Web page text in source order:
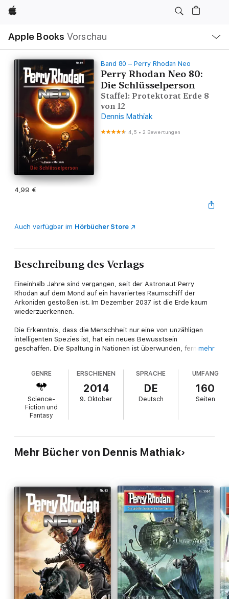
Apple
Apple Books Vorschau
Navigation
Menü
öffnen
Band 80 – Perry Rhodan Neo
Perry Rhodan Neo 80:
Die Schlüsselperson
Staffel: Protektorat Erde 8
von 12
Dennis Mathiak
4,5 •2 Bewertungen
4,99 €
Auch verfügbar im Hörbücher Store
Beschreibung des Verlags
Eineinhalb Jahre sind vergangen, seit der Astronaut Perry
Rhodan auf dem Mond auf ein havariertes Raumschiff der
Arkoniden gestoßen ist. Im Dezember 2037 ist die Erde kaum
wiederzuerkennen.
Die Erkenntnis, dass die Menschheit nur eine von unzähligen
intelligenten Spezies ist, hat ein neues Bewusstsein
geschaffen. Die Spaltung in Nationen ist überwunden, ferne
Doch sie kommt zu einem jähen Ende - das muss Perry Rhodan
feststellen, als er von einer beinahe einjährigen Odyssee
zwischen den Sternen zurückkehrt. Das Große Imperium hat
in den Untergrund gegangen, um gegen die Besatzer zu
kämpfen. Als er erfährt, dass die Arkoniden eine Totgeglaubte
in ihre Gewalt gebracht haben, bricht er auf, um sie zu befreien
mehr
GENRE
Science-
Fiction und
Fantasy
ERSCHIENEN
2014
9. Oktober
SPRACHE
DE
Deutsch
UMFANG
160
Seiten
Mehr Bücher von Dennis Mathiak